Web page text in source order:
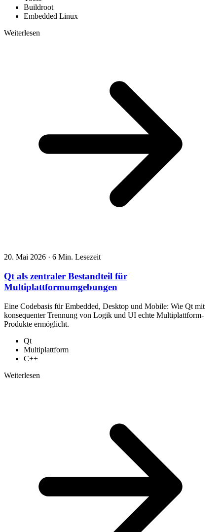
Buildroot
Embedded Linux
Weiterlesen
20. Mai 2026 · 6 Min. Lesezeit
Qt als zentraler Bestandteil für
Multiplattformumgebungen
Eine Codebasis für Embedded, Desktop und Mobile: Wie Qt mit
konsequenter Trennung von Logik und UI echte Multiplattform-
Produkte ermöglicht.
Qt
Multiplattform
C++
Weiterlesen